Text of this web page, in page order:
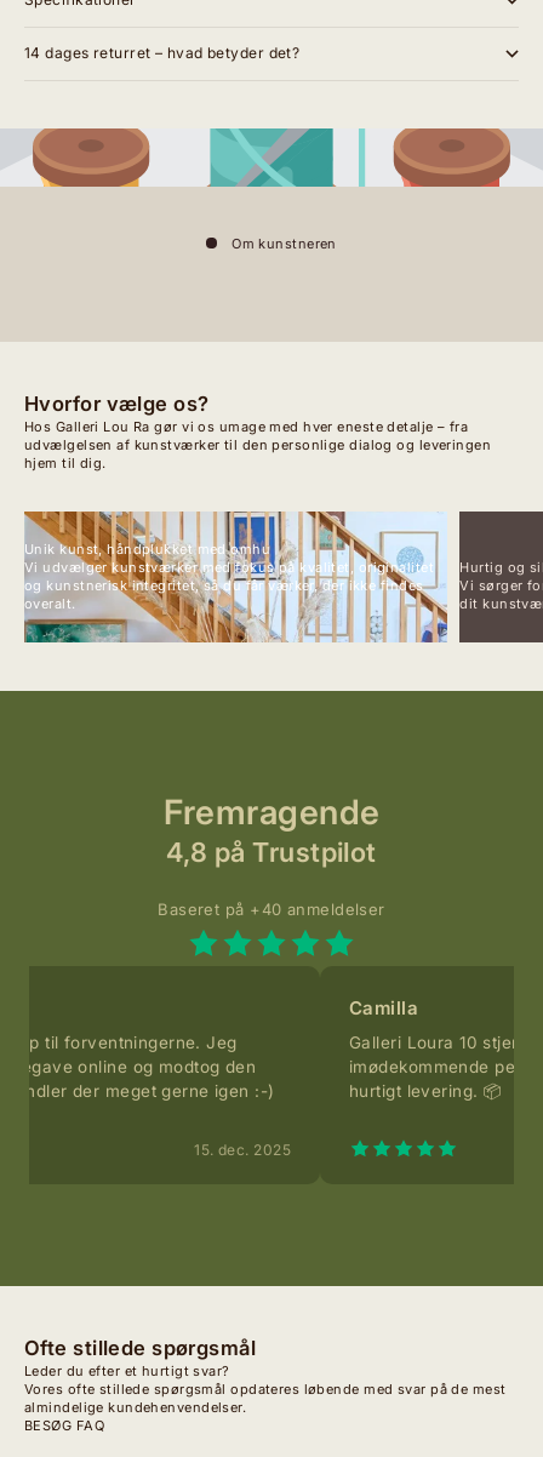
14 dages returret – hvad betyder det?
Om kunstneren
Hvorfor vælge os?
Hos Galleri Lou Ra gør vi os umage med hver eneste detalje – fra
udvælgelsen af kunstværker til den personlige dialog og leveringen
hjem til dig.
Unik kunst, håndplukket med omhu
Vi udvælger kunstværker med fokus på kvalitet, originalitet
og kunstnerisk integritet, så du får værker, der ikke findes
overalt.
Hurtig og
Vi sørger
dit
Fremragende
4,8 på Trustpilot
Baseret på +40 anmeldelser
til forventningerne. Jeg
online og modtog den
der meget gerne igen :-)
15. dec. 2025
Camilla
Galleri Loura 10 stjerner.
imødekommende
hurtigt levering. 📦
Ofte stillede spørgsmål
Leder du efter et hurtigt svar?
Vores ofte stillede spørgsmål opdateres løbende med svar på de mest
almindelige kundehenvendelser.
BESØG FAQ